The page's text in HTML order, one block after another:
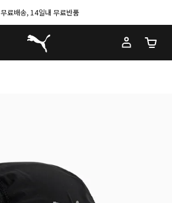
무료배송, 14일내 무료반품
푸마 홈
장바